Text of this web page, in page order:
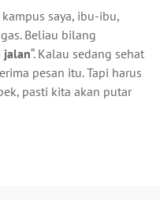
saya, ibu-ibu,
Beliau bilang
jalan“. Kalau sedang sehat
pesan itu. Tapi harus
pasti kita akan putar